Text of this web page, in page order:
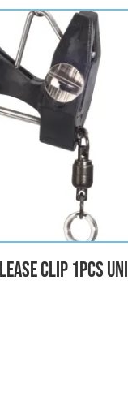
clip 1pcs UNI